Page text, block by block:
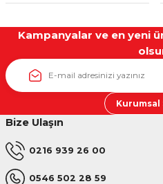
Kampanyalar ve en yeni
Kurumsal
Bize Ulaşın
0216 939 26 00
0546 502 28 59